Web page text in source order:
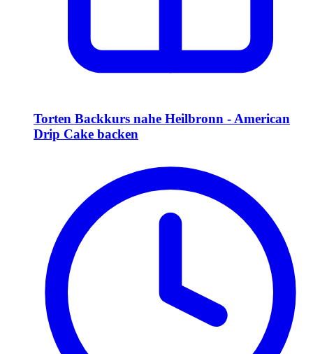
Torten Backkurs nahe Heilbronn - American
Drip Cake backen